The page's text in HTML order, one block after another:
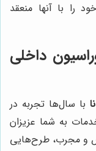
را با آنها منعقد
داخلی
با سال‌ها تجربه در
به شما عزیزان
و مجرب، طرح‌هایی